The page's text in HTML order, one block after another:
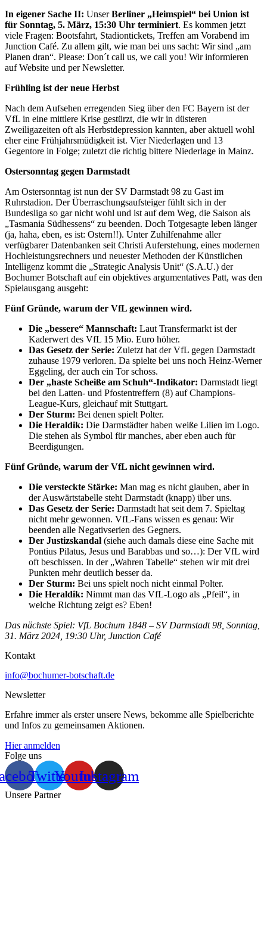
In eigener Sache II: UnserBerliner „Heimspiel“ bei Union ist
für Sonntag, 5. März, 15:30 Uhr terminiert. Es kommen jetzt
viele Fragen: Bootsfahrt, Stadiontickets, Treffen am Vorabend im
Junction Café. Zu allem gilt, wie man bei uns sacht: Wir sind „am
Planen dran“. Please: Don´t call us, we call you! Wir informieren
auf Website und per Newsletter.
Frühling ist der neue Herbst
Nach dem Aufsehen erregenden Sieg über den FC Bayern ist der
VfL in eine mittlere Krise gestürzt, die wir in düsteren
Zweiligazeiten oft als Herbstdepression kannten, aber aktuell wohl
eher eine Frühjahrsmüdigkeit ist. Vier Niederlagen und 13
Gegentore in Folge; zuletzt die richtig bittere Niederlage in Mainz.
Ostersonntag gegen Darmstadt
Am Ostersonntag ist nun der SV Darmstadt 98 zu Gast im
Ruhrstadion. Der Überraschungsaufsteiger fühlt sich in der
Bundesliga so gar nicht wohl und ist auf dem Weg, die Saison als
„Tasmania Südhessens“ zu beenden. Doch Totgesagte leben länger
(ja, haha, eben, es ist: Ostern!!). Unter Zuhilfenahme aller
verfügbarer Datenbanken seit Christi Auferstehung, eines modernen
Hochleistungsrechners und neuester Methoden der Künstlichen
Intelligenz kommt die „Strategic Analysis Unit“ (S.A.U.) der
Bochumer Botschaft auf ein objektives argumentatives Patt, was den
Spielausgang ausgeht:
Fünf Gründe, warum der VfL gewinnen wird.
Die „bessere“ Mannschaft: Laut Transfermarkt ist der
Kaderwert des VfL 15 Mio. Euro höher.
Das Gesetz der Serie: Zuletzt hat der VfL gegen Darmstadt
zuhause 1979 verloren. Da spielte bei uns noch Heinz-Werner
Eggeling, der auch ein Tor schoss.
Der „haste Scheiße am Schuh“-Indikator: Darmstadt liegt
bei den Latten- und Pfostentreffern (8) auf Champions-
League-Kurs, gleichauf mit Stuttgart.
Der Sturm: Bei denen spielt Polter.
Die Heraldik: Die Darmstädter haben weiße Lilien im Logo.
Die stehen als Symbol für manches, aber eben auch für
Beerdigungen.
Fünf Gründe, warum der VfL nicht gewinnen wird.
Die versteckte Stärke: Man mag es nicht glauben, aber in
der Auswärtstabelle steht Darmstadt (knapp) über uns.
Das Gesetz der Serie: Darmstadt hat seit dem 7. Spieltag
nicht mehr gewonnen. VfL-Fans wissen es genau: Wir
beenden alle Negativserien des Gegners.
Der Justizskandal (siehe auch damals diese eine Sache mit
Pontius Pilatus, Jesus und Barabbas und so…): Der VfL wird
oft beschissen. In der „Wahren Tabelle“ stehen wir mit drei
Punkten mehr deutlich besser da.
Der Sturm: Bei uns spielt noch nicht einmal Polter.
Die Heraldik: Nimmt man das VfL-Logo als „Pfeil“, in
welche Richtung zeigt es? Eben!
Das nächste Spiel: VfL Bochum 1848 – SV Darmstadt 98, Sonntag,
31. März 2024, 19:30 Uhr, Junction Café
Kontakt
info@bochumer-botschaft.de
Newsletter
Erfahre immer als erster unsere News, bekomme alle Spielberichte
und Infos zu gemeinsamen Aktionen.
Hier anmelden
Folge uns
TwitterYoutubeInstagram
Unsere Partner